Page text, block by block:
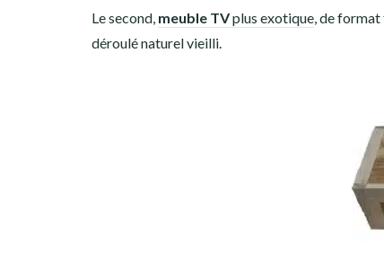
Le second, meuble TVplus exotique, de
déroulé naturel vieilli.